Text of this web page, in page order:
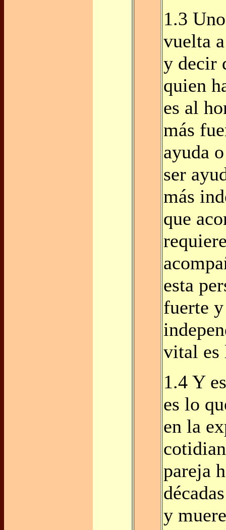
1.3
vuelta
y decir
quien
es al
más
ayuda
ser
más
que
esta
fuerte
vital es
1.4 Y
es lo
en la
pareja
y